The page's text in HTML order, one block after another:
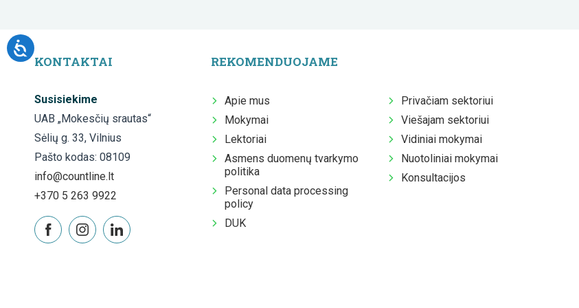
KONTAKTAI
Susisiekime
UAB „Mokesčių srautas“
Sėlių g. 33, Vilnius
Pašto kodas: 08109
info@countline.lt
+370 5 263 9922
REKOMENDUOJAME
Apie mus
Mokymai
Lektoriai
Asmens duomenų tvarkymo
politika
Personal data processing
policy
DUK
Privačiam sektoriui
Viešajam sektoriui
Vidiniai mokymai
Nuotoliniai mokymai
Konsultacijos